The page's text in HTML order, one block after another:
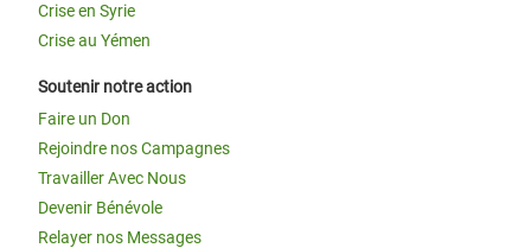
Crise en Syrie
Crise au Yémen
Soutenir notre action
Faire un Don
Rejoindre nos Campagnes
Travailler Avec Nous
Devenir Bénévole
Relayer nos Messages